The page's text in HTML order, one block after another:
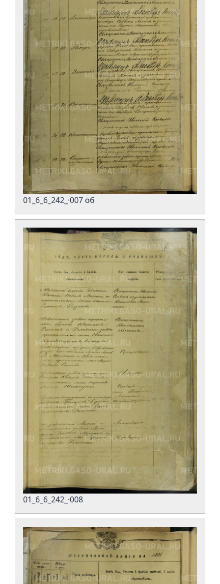
01_6_6_242_·007 об
01_6_6_242_·008